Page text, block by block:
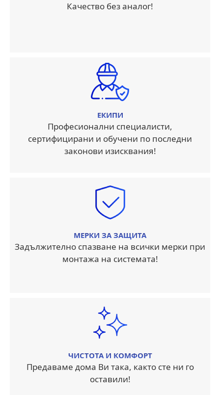
Качество без аналог!
ЕКИПИ
Професионални специалисти,
сертифицирани и обучени по последни
законови изисквания!
МЕРКИ ЗА ЗАЩИТА
Задължително спазване на всички мерки при
монтажа на системата!
ЧИСТОТА И КОМФОРТ
Предаваме дома Ви така, както сте ни го
оставили!